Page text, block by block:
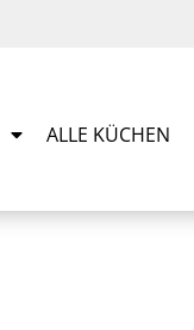
ALLE KÜCHEN